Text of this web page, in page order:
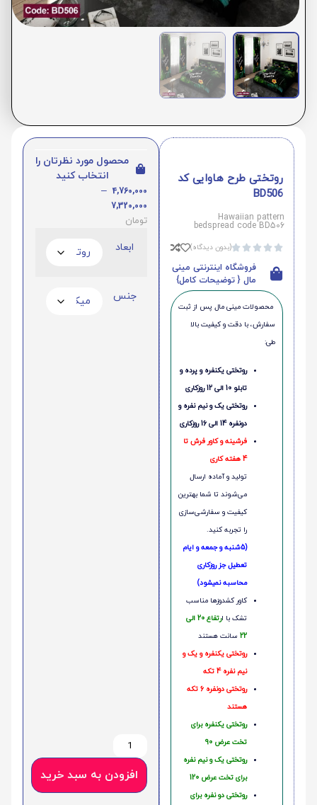
روتختی طرح هاوایی کد
BD506
Hawaiian pattern
bedspread code BD506




(بدون دیدگاه)
فروشگاه اینترنتی مینی
مال { توضیحات کامل}
محصولات مینی‌ مال پس از ثبت
سفارش، با دقت و کیفیت بالا
طی:
روتختی یکنفره و پرده و
تابلو 10 الی 12 روزکاری
روتختی یک و نیم نفره و
دونفره 14 الی 16 روزکاری
فرشینه و کاور فرش تا
4 هفته کاری
تولید و آماده ارسال
می‌شوند تا شما بهترین
کیفیت و سفارشی‌سازی
را تجربه کنید.
(5شنبه و جمعه و ایام
تعطیل جز روزکاری
محاسبه نمیشود)
کاور کشدوزها مناسب
تشک با ا
رتفاع 20 الی
22 سانت هستند
روتختی یکنفره و یک و
نیم نفره 4 تکه
روتختی دونفره 6 تکه
هستند
روتختی یکنفره برای
تخت عرض 90
روتختی یک و نیم نفره
برای تخت عرض 120
روتختی دو نفره برای
محصول مورد نظرتان را
انتخاب کنید
4,760,000
–
7,320,000
تومان
ابعاد
جنس
افزودن به سبد خرید